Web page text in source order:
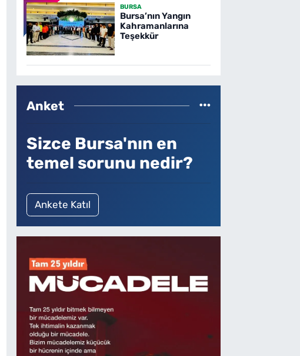
BURSA
Bursa’nın Yangın
Kahramanlarına
Teşekkür
Anket
Sizce Bursa'nın en
temel sorunu nedir?
Ankete Katıl